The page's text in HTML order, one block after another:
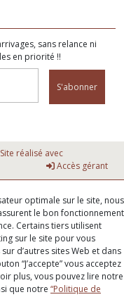
sans relance ni
en priorité !!
S'abonner
réalisé avec
Accès gérant
optimale sur le site, nous
le bon fonctionnement
Certains tiers utilisent
sur le site pour vous
d’autres sites Web et dans
“J’accepte” vous acceptez
plus, vous pouvez lire notre
que notre “Politique de